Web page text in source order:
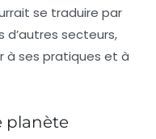
se traduire par
d’autres secteurs,
à ses pratiques et à
planète